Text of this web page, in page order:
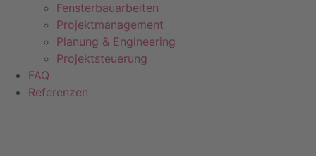
Fensterbauarbeiten
Projektmanagement
Planung & Engineering
Projektsteuerung
FAQ
Referenzen